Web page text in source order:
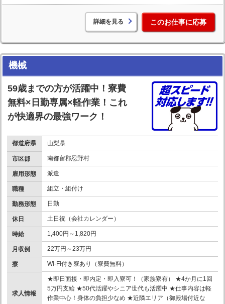
詳細を見る このお仕事に応募
機械
59歳までの方が活躍中！寮費
無料×日勤専属×軽作業！これ
が快適界の最強ワーク！
都道府県 山梨県
市区郡 南都留郡忍野村
雇用形態 派遣
職種 組立・組付け
勤務形態 日勤
休日 土日祝（会社カレンダー）
時給 1,400円～1,820円
月収例 22万円～23万円
寮 Wi-Fi付き寮あり（寮費無料）
求人情報
★即日面接・即内定・即入寮可！（家族寮有） ★4か月に1回
5万円支給 ★50代活躍やシニア世代も活躍中 ★仕事内容は軽
作業中心！身体の負担少なめ ★近隣エリア（御殿場付近な